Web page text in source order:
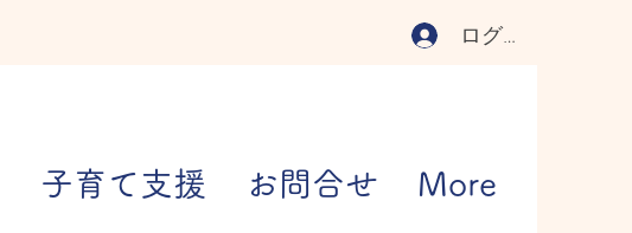
ログイン
子育て支援 お問合せ More